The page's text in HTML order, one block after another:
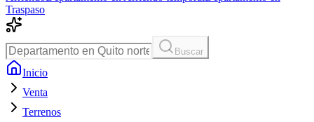
Traspaso
Buscar
Inicio
Venta
Terrenos